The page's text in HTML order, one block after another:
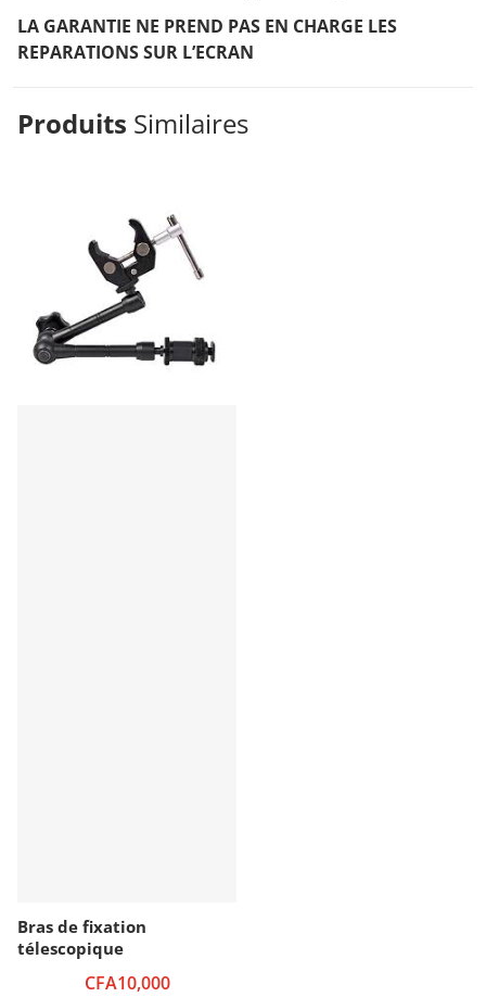
LA GARANTIE NE PREND PAS EN CHARGE LES
REPARATIONS SUR L’ECRAN
Produits Similaires
Bras de fixation
télescopique
CFA10,000